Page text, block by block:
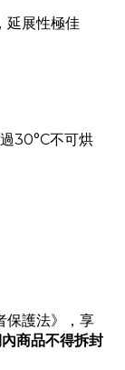
延展性極佳
30°C不可烘
保護法》，享
商品不得拆封